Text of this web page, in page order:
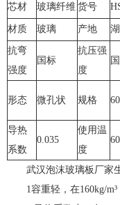
芯材
玻璃纤维 货号
材质 玻璃 产地
抗弯
强度
国标
抗压强
度
形态 微孔状 规格
导热
系数
0.035
使用温
度
武汉泡沫玻璃板厂家
1容重轻，在160kg/m³